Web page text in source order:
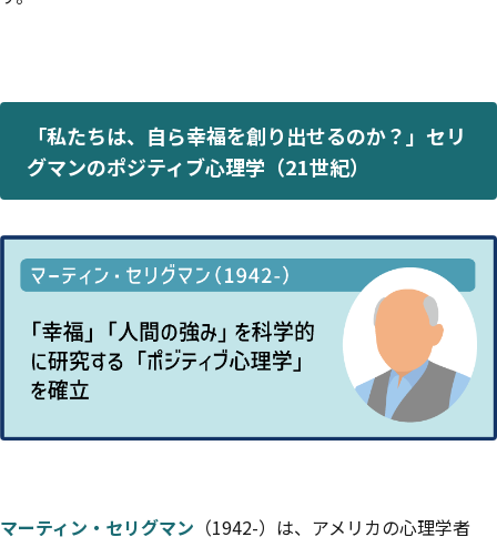
「私たちは、自ら幸福を創り出せるのか？」セリ
グマンのポジティブ心理学（21世紀）
マーティン・セリグマン （1942-）は、アメリカの心理学者